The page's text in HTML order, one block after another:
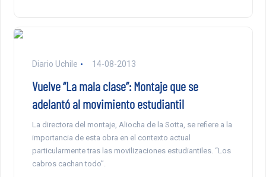
Diario Uchile 14-08-2013
Vuelve “La mala clase”: Montaje que se
adelantó al movimiento estudiantil
La directora del montaje, Aliocha de la Sotta, se refiere a la
importancia de esta obra en el contexto actual
particularmente tras las movilizaciones estudiantiles. “Los
cabros cachan todo”.